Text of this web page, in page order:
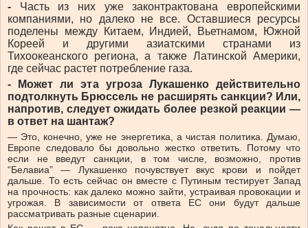
- Часть из них уже законтрактована европейскими
компаниями, но далеко не все. Оставшиеся ресурсы
поделены между Китаем, Индией, Вьетнамом, Южной
Кореей и другими азиатскими странами из
Тихоокеанского региона, а также Латинской Америки,
где сейчас растет потребление газа.
- Может ли эта угроза Лукашенко действительно
подтолкнуть Брюссель не расширять санкции? Или,
напротив, следует ожидать более резкой реакции —
в ответ на шантаж?
— Это, конечно, уже не энергетика, а чистая политика. Думаю,
Европе следовало бы довольно жестко ответить. Потому что
если не введут санкции, в том числе, возможно, против
“Белавиа” — Лукашенко почувствует вкус крови и пойдет
дальше. То есть сейчас он вместе с Путиным тестирует Запад
на прочность: как далеко можно зайти, устраивая провокации и
угрожая. В зависимости от ответа ЕС они будут дальше
рассматривать разные сценарии.